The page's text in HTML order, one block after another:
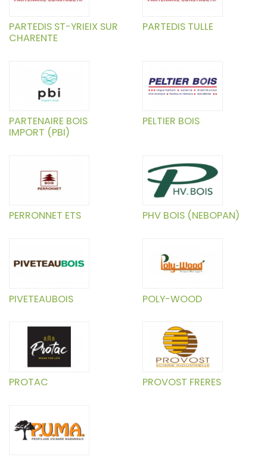
PARTEDIS ST-YRIEIX SUR
CHARENTE
PARTEDIS TULLE
PARTENAIRE BOIS
IMPORT (PBI)
PELTIER BOIS
PERRONNET ETS PHV BOIS (NEBOPAN)
PIVETEAUBOIS POLY-WOOD
PROTAC PROVOST FRERES